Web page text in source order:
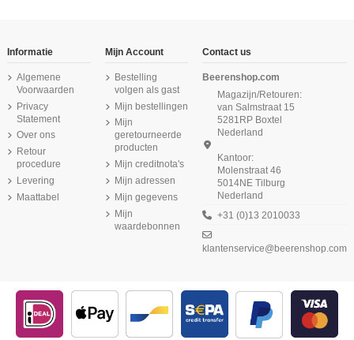
Product is beschikbaar met verschillende opties
Beeren Heren boxershort Dylan
2Pack Navy
Beeren Heren singlet M3000 6Pack
Wit
(4,9/5) uit 13 reviews
€ 46,25€ 55,50
Beeren Heren singlet Jupiter Navy
Beeren Dames onderblouse K.M.
M3000 Wit
Beeren Green Comfort M181 dames
slip Maxi zwart
Beeren Dames hemd Elegance
Zwart
€ 18,95
Beeren Dames hemd Elegance Ivoor
(5/5) uit 1 reviews
Beeren Heren slip met gulp 2Pack
Antraciet Zwart
Informatie
Algemene
Voorwaarden
Privacy
Statement
Over ons
Retour
procedure
Levering
Maattabel
Mijn Account
Bestelling
volgen als gast
Mijn bestellingen
Mijn
geretourneerde
producten
Mijn creditnota's
Mijn adressen
Mijn gegevens
Mijn
waardebonnen
Contact us
Beerenshop.com
Magazijn/Retouren:
van Salmstraat 15
5281RP Boxtel
Nederland
Kantoor:
Molenstraat 46
5014NE Tilburg
Nederland
+31 (0)13 2010033
klantenservice@beerenshop.com